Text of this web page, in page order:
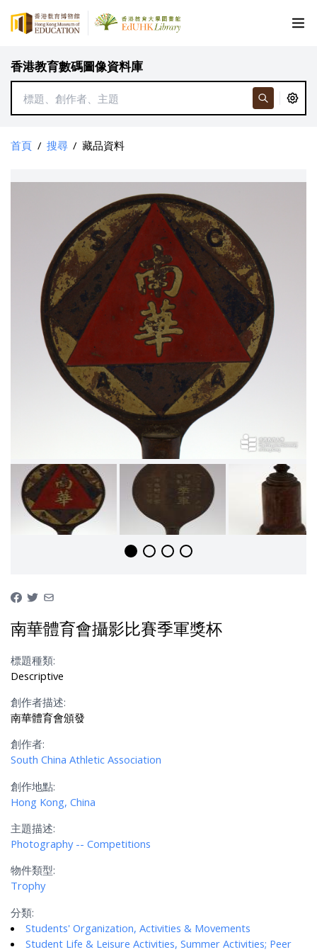
香港教育數碼圖像資料庫
首頁 / 搜尋 / 藏品資料
南華體育會攝影比賽季軍獎杯
標題種類:
Descriptive
創作者描述:
南華體育會頒發
創作者:
South China Athletic Association
創作地點:
Hong Kong, China
主題描述:
Photography -- Competitions
物件類型:
Trophy
分類:
Students' Organization, Activities & Movements
Student Life & Leisure Activities, Summer Activities; Peer